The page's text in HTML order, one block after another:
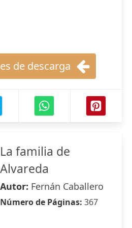
de descarga
La familia de
Alvareda
Autor: Fernán Caballero
Número de Páginas: 367